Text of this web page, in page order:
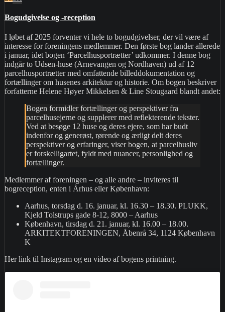
Bogudgivelse og -reception
I løbet af 2025 forventer vi hele to bogudgivelser, der vil være af
interesse for foreningens medlemmer. Den første bog lander allerede
i januar, idet bogen ‘Parcelhusportrætter’ udkommer. I denne bog
indgår to Udsen-huse (Arnevangen og Nordhaven) ud af 12
parcelhusportrætter med omfattende billeddokumentation og
fortællinger om husenes arkitektur og historie. Om bogen beskriver
forfatterne Helene Høyer Mikkelsen & Line Stougaard blandt andet:
Bogen formidler fortællinger og perspektiver fra
parcelhusejerne og supplerer med reflekterende tekster.
Ved at besøge 12 huse og deres ejere, som har budt
indenfor og generøst, rørende og ærligt delt deres
perspektiver og erfaringer, viser bogen, at parcelhusliv
er forskelligartet, fyldt med nuancer, personlighed og
fortællinger.
Medlemmer af foreningen – og alle andre – inviteres til
bogreception, enten i Århus eller København:
Aarhus, torsdag d. 16. januar, kl. 16.30 – 18.30. PLUKK,
Kjeld Tolstrups gade 8-12, 8000 – Aarhus
København, tirsdag d. 21. januar, kl. 16.00 – 18.00.
ARKITEKTFORENINGEN, Åbenrå 34, 1124 København
K
Her link til Instagram og en video af bogens printning.